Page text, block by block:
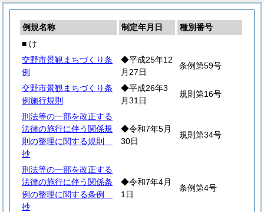
例規名称 制定年月日
種別番号
■ け
交野市景観まちづくり条
例
◆平成25年12
月27日
条例第59号
交野市景観まちづくり条
例施行規則
◆平成26年3
月31日
規則第16号
刑法等の一部を改正する
法律の施行に伴う関係規
則の整理に関する規則
抄
◆令和7年5月
30日
規則第34号
刑法等の一部を改正する
法律の施行に伴う関係条
例の整理に関する条例
抄
◆令和7年4月
1日
条例第4号